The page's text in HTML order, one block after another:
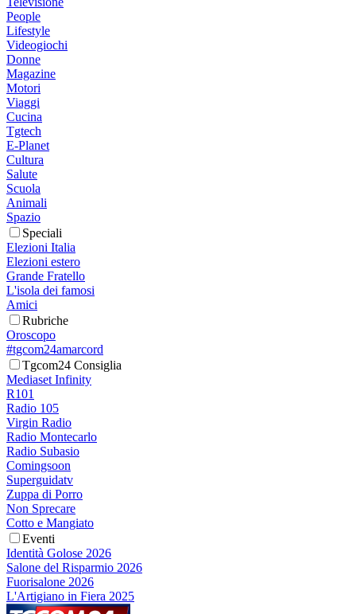
People
Lifestyle
Videogiochi
Donne
Magazine
Motori
Viaggi
Cucina
Tgtech
E-Planet
Cultura
Salute
Scuola
Animali
Spazio
Speciali
Elezioni Italia
Elezioni estero
Grande Fratello
L'isola dei famosi
Amici
Rubriche
Oroscopo
#tgcom24amarcord
Tgcom24 Consiglia
Mediaset Infinity
R101
Radio 105
Virgin Radio
Radio Montecarlo
Radio Subasio
Comingsoon
Superguidatv
Zuppa di Porro
Non Sprecare
Cotto e Mangiato
Eventi
Identità Golose 2026
Salone del Risparmio 2026
Fuorisalone 2026
L'Artigiano in Fiera 2025